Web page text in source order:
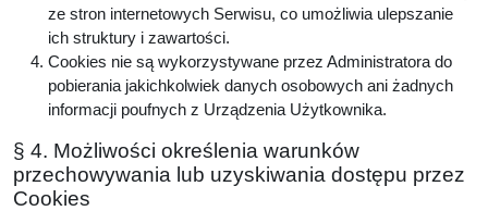
ze stron internetowych Serwisu, co umożliwia ulepszanie
ich struktury i zawartości.
Cookies nie są wykorzystywane przez Administratora do
pobierania jakichkolwiek danych osobowych ani żadnych
informacji poufnych z Urządzenia Użytkownika.
§ 4. Możliwości określenia warunków
przechowywania lub uzyskiwania dostępu przez
Cookies